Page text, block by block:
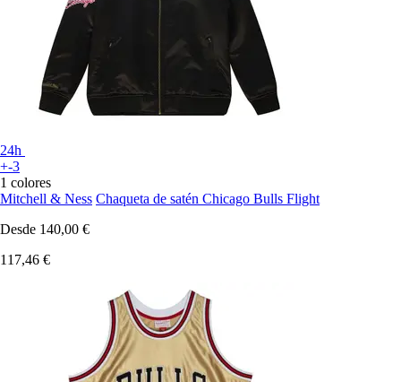
24h
+-3
1 colores
Mitchell & Ness Chaqueta de satén Chicago Bulls Flight
Desde 140,00 €
117,46 €